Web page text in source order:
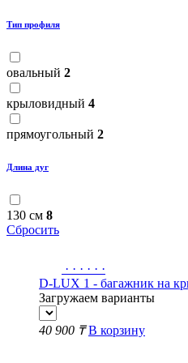
Тип профиля
овальный 2
крыловидный 4
прямоугольный 2
Длина дуг
130 см 8
Сбросить
· · · · · ·
D-LUX 1 - багажник на
Загружаем варианты
40 900 ₸ В корзину